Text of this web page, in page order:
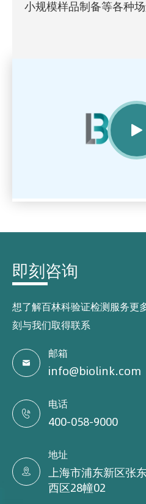
小规模样品制备等各种场

即刻咨询
想了解百林科验证检测服务更
刻与我们取得联系

邮箱
info@biolink.com

电话
400-058-9000

地址
上海市浦东新区张
西区28幢02